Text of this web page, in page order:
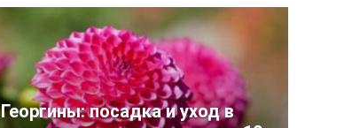
Георгины: посадка и уход в